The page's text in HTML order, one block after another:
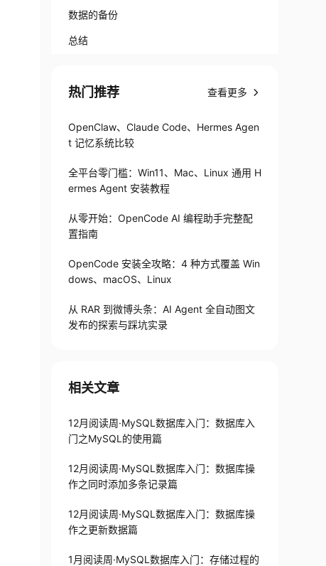
数据的备份
总结
热门推荐 查看更多
OpenClaw、Claude Code、Hermes Agen
t 记忆系统比较
全平台零门槛：Win11、Mac、Linux 通用 H
ermes Agent 安装教程
从零开始：OpenCode AI 编程助手完整配
置指南
OpenCode 安装全攻略：4 种方式覆盖 Win
dows、macOS、Linux
从 RAR 到微博头条：AI Agent 全自动图文
发布的探索与踩坑实录
相关文章
12月阅读周·MySQL数据库入门：数据库入
门之MySQL的使用篇
12月阅读周·MySQL数据库入门：数据库操
作之同时添加多条记录篇
12月阅读周·MySQL数据库入门：数据库操
作之更新数据篇
1月阅读周·MySQL数据库入门：存储过程的